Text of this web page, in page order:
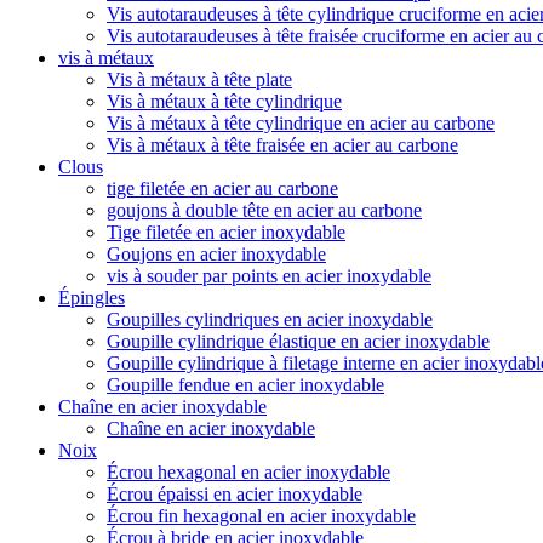
Vis autotaraudeuses à tête cylindrique cruciforme en
Vis autotaraudeuses à tête fraisée cruciforme en acier au
vis à métaux
Vis à métaux à tête plate
Vis à métaux à tête cylindrique
Vis à métaux à tête cylindrique en acier au carbone
Vis à métaux à tête fraisée en acier au carbone
Clous
tige filetée en acier au carbone
goujons à double tête en acier au carbone
Tige filetée en acier inoxydable
Goujons en acier inoxydable
vis à souder par points en acier inoxydable
Épingles
Goupilles cylindriques en acier inoxydable
Goupille cylindrique élastique en acier inoxydable
Goupille cylindrique à filetage interne en acier
Goupille fendue en acier inoxydable
Chaîne en acier inoxydable
Chaîne en acier inoxydable
Noix
Écrou hexagonal en acier inoxydable
Écrou épaissi en acier inoxydable
Écrou fin hexagonal en acier inoxydable
Écrou à bride en acier inoxydable